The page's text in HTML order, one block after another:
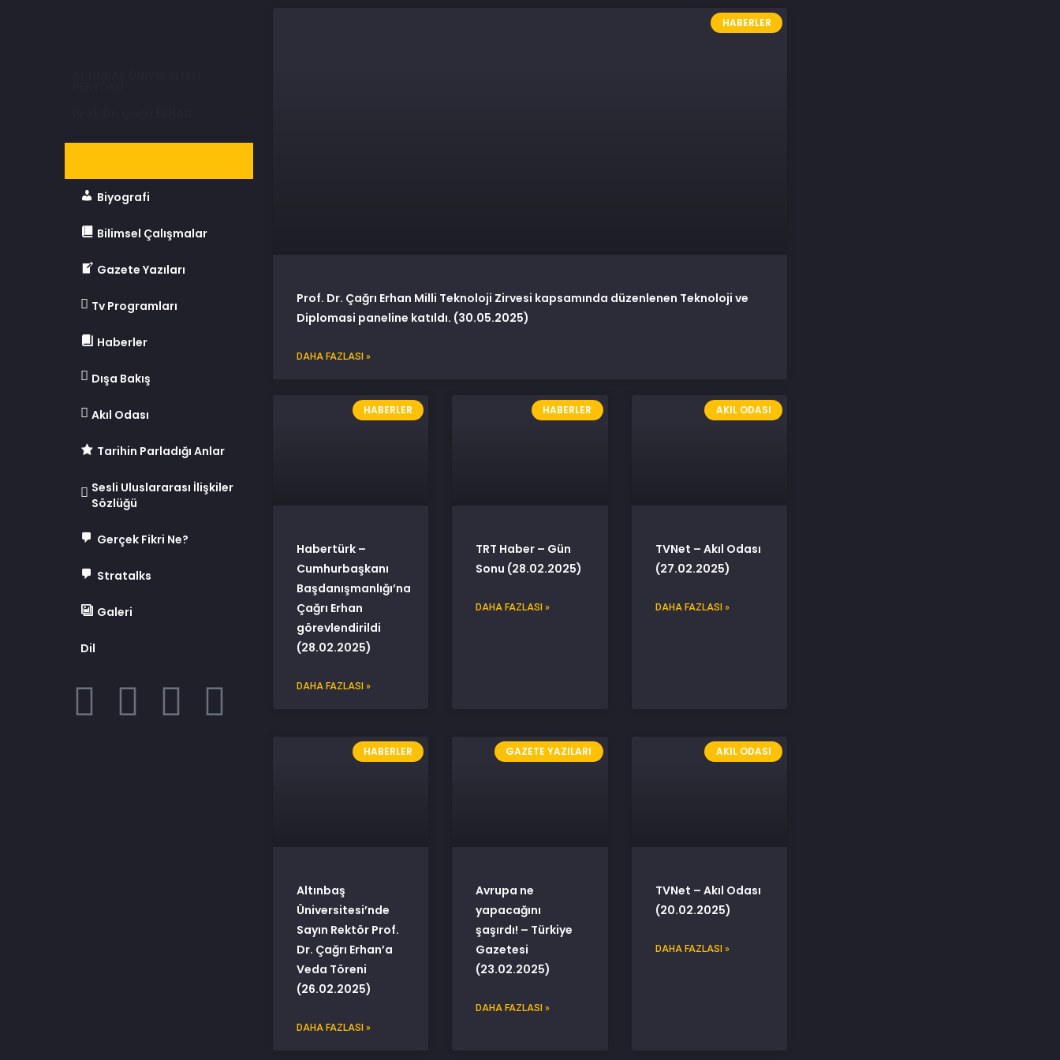
Biyografi
Bilimsel Çalışmalar
Gazete Yazıları
Tv Programları
Haberler
Dışa Bakış
Akıl Odası
Tarihin Parladığı Anlar
Sesli Uluslararası İlişkiler
Sözlüğü
Gerçek Fikri Ne?
Stratalks
Galeri
Dil
HABERLER
Prof. Dr. Çağrı Erhan Milli Teknoloji Zirvesi kapsamında düzenlenen Teknoloji ve
Diplomasi paneline katıldı. (30.05.2025)
DAHA FAZLASI »
HABERLER
Habertürk –
Cumhurbaşkanı
Başdanışmanlığı’na
Çağrı Erhan
görevlendirildi
(28.02.2025)
DAHA FAZLASI »
HABERLER
TRT Haber – Gün
Sonu (28.02.2025)
DAHA FAZLASI »
AKIL ODASI
TVNet – Akıl Odası
(27.02.2025)
DAHA FAZLASI »
HABERLER
Altınbaş
Üniversitesi’nde
Sayın Rektör Prof.
Dr. Çağrı Erhan’a
Veda Töreni
(26.02.2025)
DAHA FAZLASI »
GAZETE YAZILARI
Avrupa ne
yapacağını
şaşırdı! – Türkiye
Gazetesi
(23.02.2025)
DAHA FAZLASI »
AKIL ODASI
TVNet – Akıl Odası
(20.02.2025)
DAHA FAZLASI »